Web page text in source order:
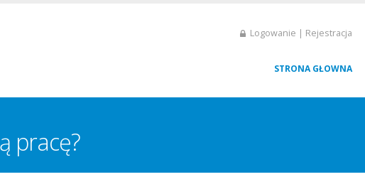
Logowanie | Rejestracja
STRONA GŁOWNA
pracę?